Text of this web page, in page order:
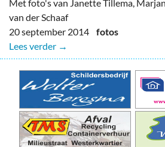
Met foto's van Janette Tillema,
van der Schaaf
20 september 2014 fotos
Lees verder →